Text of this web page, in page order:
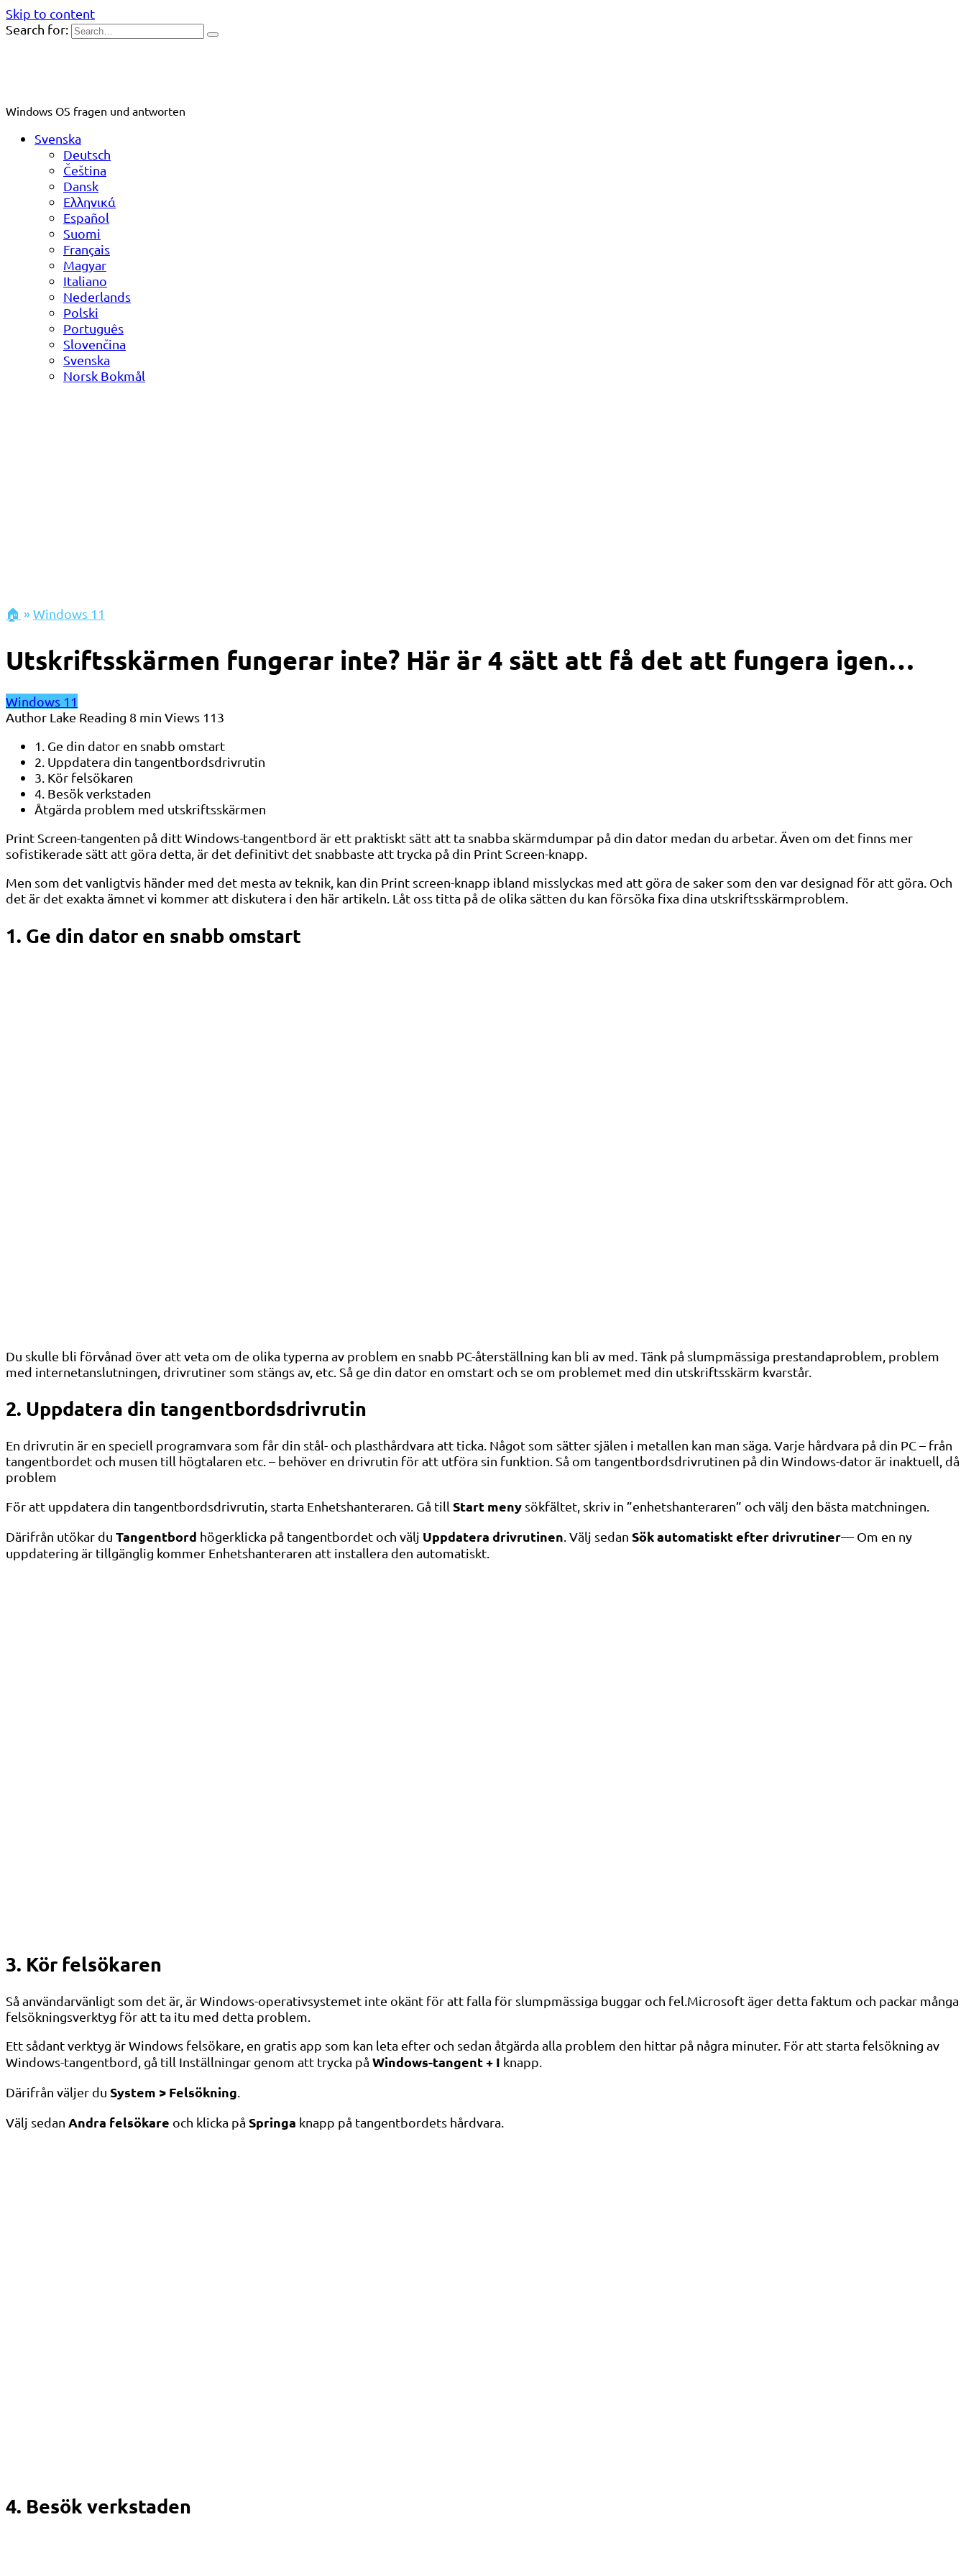
Skip to content
Search for:
Windows OS fragen und antworten
Svenska
Deutsch
Čeština
Dansk
Ελληνικά
Español
Suomi
Français
Magyar
Italiano
Nederlands
Polski
Português
Slovenčina
Svenska
Norsk Bokmål
🏠 »Windows 11
Utskriftsskärmen fungerar inte? Här är 4 sätt att få det att fungera igen…
Windows 11
Author Lake Reading 8 min Views 113
1. Ge din dator en snabb omstart
2. Uppdatera din tangentbordsdrivrutin
3. Kör felsökaren
4. Besök verkstaden
Åtgärda problem med utskriftsskärmen
Print Screen-tangenten på ditt Windows-tangentbord är ett praktiskt sätt att ta snabba skärmdumpar på din dator medan du arbetar. Även om det finns mer
sofistikerade sätt att göra detta, är det definitivt det snabbaste att trycka på din Print Screen-knapp.
Men som det vanligtvis händer med det mesta av teknik, kan din Print screen-knapp ibland misslyckas med att göra de saker som den var designad för att göra. Och
det är det exakta ämnet vi kommer att diskutera i den här artikeln. Låt oss titta på de olika sätten du kan försöka fixa dina utskriftsskärmproblem.
1. Ge din dator en snabb omstart
Du skulle bli förvånad över att veta om de olika typerna av problem en snabb PC-återställning kan bli av med. Tänk på slumpmässiga prestandaproblem, problem
med internetanslutningen, drivrutiner som stängs av, etc. Så ge din dator en omstart och se om problemet med din utskriftsskärm kvarstår.
2. Uppdatera din tangentbordsdrivrutin
En drivrutin är en speciell programvara som får din stål- och plasthårdvara att ticka. Något som sätter själen i metallen kan man säga. Varje hårdvara på din PC – från
tangentbordet och musen till högtalaren etc. – behöver en drivrutin för att utföra sin funktion. Så om tangentbordsdrivrutinen på din Windows-dator är inaktuell, då
problem
För att uppdatera din tangentbordsdrivrutin, starta Enhetshanteraren. Gå till Start meny sökfältet, skriv in ”enhetshanteraren” och välj den bästa matchningen.
Därifrån utökar du Tangentbord högerklicka på tangentbordet och välj Uppdatera drivrutinen . Välj sedan Sök automatiskt efter drivrutiner— Om en ny
uppdatering är tillgänglig kommer Enhetshanteraren att installera den automatiskt.
3. Kör felsökaren
Så användarvänligt som det är, är Windows-operativsystemet inte okänt för att falla för slumpmässiga buggar och fel.Microsoft äger detta faktum och packar många
felsökningsverktyg för att ta itu med detta problem.
Ett sådant verktyg är Windows felsökare, en gratis app som kan leta efter och sedan åtgärda alla problem den hittar på några minuter. För att starta felsökning av
Windows-tangentbord, gå till Inställningar genom att trycka på Windows-tangent + I knapp.
Därifrån väljer du System > Felsökning
Välj sedan Andra felsökare och klicka på Springa knapp på tangentbordets hårdvara.
4. Besök verkstaden